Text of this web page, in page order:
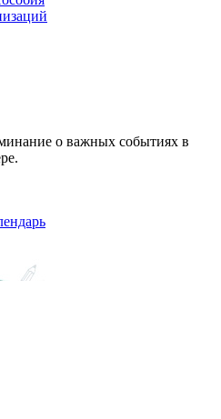
о важных событиях в